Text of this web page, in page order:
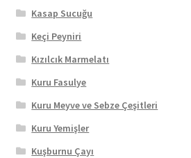
Kasap Sucuğu
Keçi Peyniri
Kızılcık Marmelatı
Kuru Fasulye
Kuru Meyve ve Sebze Çeşitleri
Kuru Yemişler
Kuşburnu Çayı